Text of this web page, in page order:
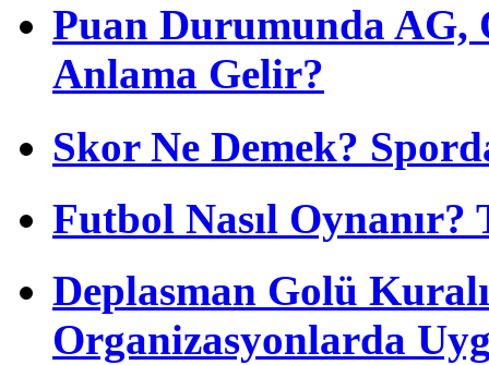
Puan Durumunda AG,
Anlama Gelir?
Skor Ne Demek?
Futbol Nasıl
Deplasman Golü
Organizasyonlarda